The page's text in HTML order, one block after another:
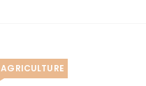
AGRICULTURE